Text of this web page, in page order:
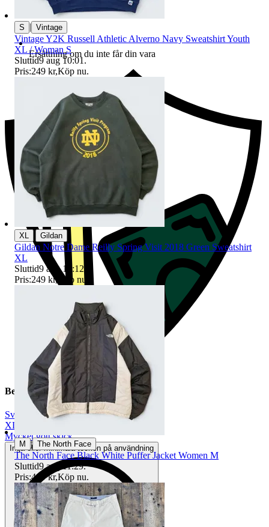
Ersättning om du inte får din vara
Beskrivning
Svart
XL
Mycket gott skick
Inga eller minimala tecken på användning
S | Vintage
Vintage Y2K Russell Athletic Alverno Navy Sweatshirt Youth
XL / Woman S
Sluttid9 aug 10:01 .
Pris:249 kr,Köp nu.
XL Gildan
Gildan Notre Dame Reilly Spring Visit 2018 Green Sweatshirt
XL
Sluttid9 aug 10:12
Pris:249 kr, Köp nu
M | The North Face
The North Face Black White Puffer Jacket Women M
Sluttid9 aug 11:29.
Pris:499 kr,Köp nu.